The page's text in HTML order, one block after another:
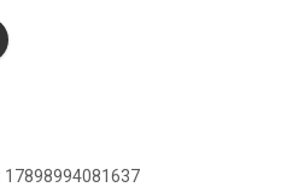
17898994081637